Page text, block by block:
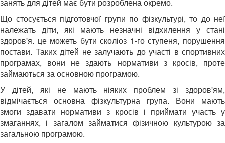
Що стосується підготовчої групи по фізкультурі, то до неї
належать діти, які мають незначні відхилення у стані
здоров'я. це можеть бути сколіоз 1-го ступеня, порушення
постави. Таких дітей не залучають до участі в спортивних
програмах, вони не здають нормативи з кросів, проте
займаються за основною програмою.
У дітей, які не мають ніяких проблем зі здоров'ям,
відмічається основна фізкультурна група. Вони мають
змоги здавати нормативи з кросів і приймати участь у
змаганнях, і загалом займатися фізичною культурою за
загальною програмою.